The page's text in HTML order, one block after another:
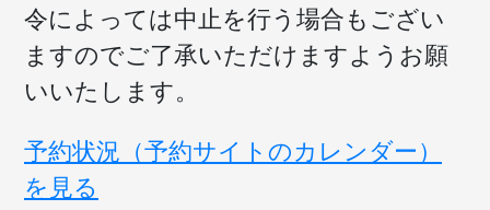
状
況)
令によっては中止を行う場合もござい
ますのでご了承いただけますようお願
いいたします。
予約状況（予約サイトのカレンダー）
を見る